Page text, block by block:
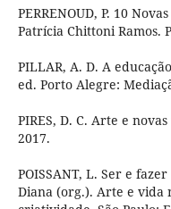
PERRENOUD, P. 10
Patrícia Chittoni Ramos.
PILLAR, A. D. A
ed. Porto Alegre:
PIRES, D. C. Arte e
2017.
POISSANT, L. Ser e
Diana (org.). Arte e vida